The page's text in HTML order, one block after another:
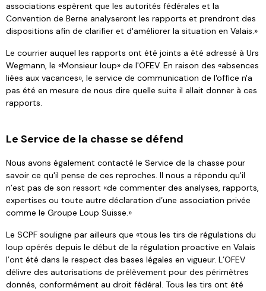
associations espèrent que les autorités fédérales et la
Convention de Berne analyseront les rapports et prendront des
dispositions afin de clarifier et d'améliorer la situation en Valais.»
Le courrier auquel les rapports ont été joints a été adressé à Urs
Wegmann, le «Monsieur loup» de l'OFEV. En raison des «absences
liées aux vacances», le service de communication de l'office n'a
pas été en mesure de nous dire quelle suite il allait donner à ces
rapports.
Le Service de la chasse se défend
Nous avons également contacté le Service de la chasse pour
savoir ce qu'il pense de ces reproches. Il nous a répondu qu'il
n’est pas de son ressort «de commenter des analyses, rapports,
expertises ou toute autre déclaration d’une association privée
comme le Groupe Loup Suisse.»
Le SCPF souligne par ailleurs que «tous les tirs de régulations du
loup opérés depuis le début de la régulation proactive en Valais
l’ont été dans le respect des bases légales en vigueur. L’OFEV
délivre des autorisations de prélèvement pour des périmètres
donnés, conformément au droit fédéral. Tous les tirs ont été